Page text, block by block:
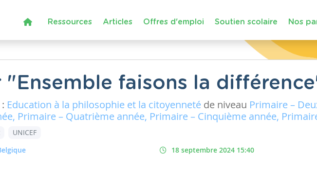
Ressources Articles Offres d'emploi Soutien scolaire Nos
"Ensemble faisons la
Education à la philosophie et la citoyenneté de niveau Primaire –
Primaire – Quatrième année, Primaire – Cinquième année,
UNICEF
18 septembre 2024 15:40